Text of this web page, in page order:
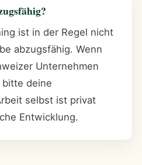
ist in der Regel nicht
abzugsfähig. Wenn
Unternehmen
deine
selbst ist privat
Entwicklung.